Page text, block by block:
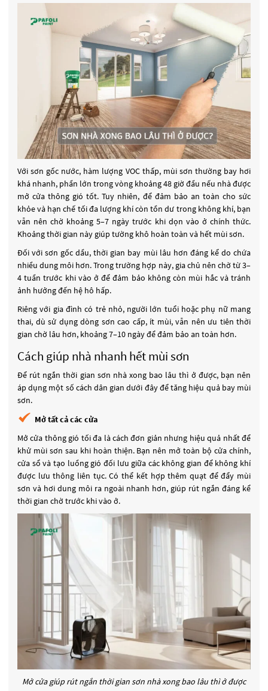
Với sơn gốc nước, hàm lượng VOC thấp, mùi sơn thường bay hơi
khá nhanh, phần lớn trong vòng khoảng 48 giờ đầu nếu nhà được
mở cửa thông gió tốt. Tuy nhiên, để đảm bảo an toàn cho sức
khỏe và hạn chế tối đa lượng khí còn tồn dư trong không khí, bạn
vẫn nên chờ khoảng 5–7 ngày trước khi dọn vào ở chính thức.
Khoảng thời gian này giúp tường khô hoàn toàn và hết mùi sơn.
Đối với sơn gốc dầu, thời gian bay mùi lâu hơn đáng kể do chứa
nhiều dung môi hơn. Trong trường hợp này, gia chủ nên chờ từ 3–
4 tuần trước khi vào ở để đảm bảo không còn mùi hắc và tránh
ảnh hưởng đến hệ hô hấp.
Riêng với gia đình có trẻ nhỏ, người lớn tuổi hoặc phụ nữ mang
thai, dù sử dụng dòng sơn cao cấp, ít mùi, vẫn nên ưu tiên thời
gian chờ lâu hơn, khoảng 7–10 ngày để đảm bảo an toàn hơn.
Cách giúp nhà nhanh hết mùi sơn
Để rút ngắn thời gian sơn nhà xong bao lâu thì ở được, bạn nên
áp dụng một số cách dân gian dưới đây để tăng hiệu quả bay mùi
sơn.
Mở tất cả các cửa
Mở cửa thông gió tối đa là cách đơn giản nhưng hiệu quả nhất để
khử mùi sơn sau khi hoàn thiện. Bạn nên mở toàn bộ cửa chính,
cửa sổ và tạo luồng gió đối lưu giữa các không gian để không khí
được lưu thông liên tục. Có thể kết hợp thêm quạt để đẩy mùi
sơn và hơi dung môi ra ngoài nhanh hơn, giúp rút ngắn đáng kể
thời gian chờ trước khi vào ở.
Mở cửa giúp rút ngắn thời gian sơn nhà xong bao lâu thì ở được